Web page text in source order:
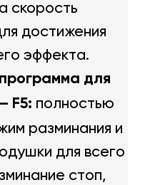
скорость
достижения
эффекта.
для
F5: полностью
разминания и
для всего
стоп,